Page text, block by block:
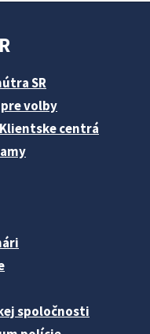
SR
volby
centrá
spoločnosti